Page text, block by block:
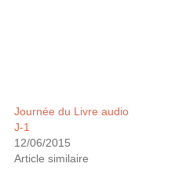
Journée du Livre audio
J-1
12/06/2015
Article similaire